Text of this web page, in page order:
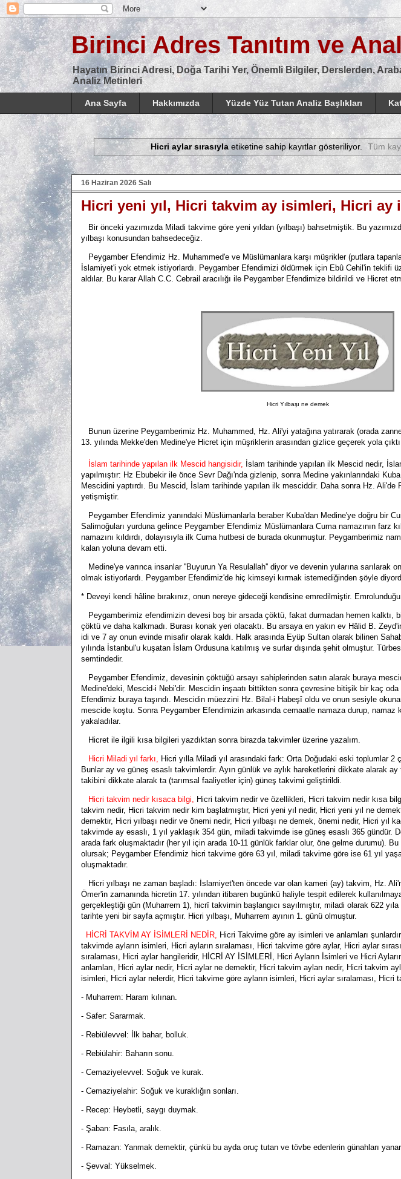
Birinci Adres Tanıtım ve
Hayatın Birinci Adresi, Doğa Tarihi Yer, Önemli Bilgiler, Derslerden,
Analiz Metinleri
Ana Sayfa Hakkımızda Yüzde Yüz Tutan Analiz Başlıkları
Hicri aylar sırasıylaetiketine sahip kayıtlar gösteriliyor. Tüm
16 Haziran 2026 Salı
Hicri yeni yıl, Hicri takvim ay isimleri, Hicri ay
Bir önceki yazımızda Miladi takvime göre yeni yıldan (yılbaşı) bahsetmiştik. Bu
yılbaşı konusundan bahsedeceğiz.
Peygamber Efendimiz Hz. Muhammed'e ve Müslümanlara karşı müşrikler (putlara
İslamiyet'i yok etmek istiyorlardı. Peygamber Efendimizi öldürmek için Ebû Cehil'in teklifi
aldılar. Bu karar Allah C.C. Cebrail aracılığı ile Peygamber Efendimize bildirildi ve Hicret
Hicri Yılbaşı ne demek
Bunun üzerine Peygamberimiz Hz. Muhammed, Hz. Ali'yi yatağına yatırarak (orada
13. yılında Mekke'den Medine'ye Hicret için müşriklerin arasından gizlice geçerek yola çıktı.
İslam tarihinde yapılan ilk Mescid hangisidir,
İslam tarihinde yapılan ilk Mescid nedir,
yapılmıştır: Hz Ebubekir ile önce Sevr Dağı'nda gizlenip, sonra Medine yakınlarındaki
Mescidini yaptırdı. Bu Mescid, İslam tarihinde yapılan ilk mesciddir. Daha sonra Hz. Ali'de
yetişmiştir.
Peygamber Efendimiz yanındaki Müslümanlarla beraber Kuba'dan Medine'ye doğru bir
Salimoğuları yurduna gelince Peygamber Efendimiz Müslümanlara Cuma namazının farz
namazını kıldırdı, dolayısıyla ilk Cuma hutbesi de burada okunmuştur. Peygamberimiz
kalan yoluna devam etti.
Medine'ye varınca insanlar ''Buyurun Ya Resulallah'' diyor ve devenin yularına sarılarak
olmak istiyorlardı. Peygamber Efendimiz'de hiç kimseyi kırmak istemediğinden şöyle
* Deveyi kendi hâline bırakınız, onun nereye gideceği kendisine emredilmiştir.
Peygamberimiz efendimizin devesi boş bir arsada çöktü, fakat durmadan hemen kalktı,
çöktü ve daha kalkmadı. Burası konak yeri olacaktı. Bu arsaya en yakın ev Hâlid B.
idi ve 7 ay onun evinde misafir olarak kaldı. Halk arasında Eyüp Sultan olarak bilinen
yılında İstanbul'u kuşatan İslam Ordusuna katılmış ve surlar dışında şehit olmuştur.
semtindedir.
Peygamber Efendimiz, devesinin çöktüğü arsayı sahiplerinden satın alarak buraya
Medine'deki, Mescid-i Nebi'dir. Mescidin inşaatı bittikten sonra çevresine bitişik bir kaç oda
Efendimiz buraya taşındı. Mescidin müezzini Hz. Bilal-i Habeşî oldu ve onun sesiyle
mescide koştu. Sonra Peygamber Efendimizin arkasında cemaatle namaza durup, namaz
yakaladılar.
Hicret ile ilgili kısa bilgileri yazdıktan sonra birazda takvimler üzerine yazalım.
Hicri Miladi yıl farkı,
Hicri yılla Miladi yıl arasındaki fark: Orta Doğudaki eski toplumlar 2
Bunlar ay ve güneş esaslı takvimlerdir. Ayın günlük ve aylık hareketlerini dikkate alarak
takibini dikkate alarak ta (tarımsal faaliyetler için) güneş takvimi geliştirildi.
Hicri takvim nedir kısaca bilgi,
Hicri takvim nedir ve özellikleri, Hicri takvim nedir kısa
takvim nedir, Hicri takvim nedir kim başlatmıştır, Hicri yeni yıl nedir, Hicri yeni yıl ne
demektir, Hicri yılbaşı nedir ve önemi nedir, Hicri yılbaşı ne demek, önemi nedir, Hicri yıl
takvimde ay esaslı, 1 yıl yaklaşık 354 gün, miladi takvimde ise güneş esaslı 365 gündür.
arada fark oluşmaktadır (her yıl için arada 10-11 günlük farklar olur, öne gelme durumu).
olursak; Peygamber Efendimiz hicri takvime göre 63 yıl, miladi takvime göre ise 61 yıl
oluşmaktadır.
Hicri yılbaşı ne zaman başladı: İslamiyet'ten öncede var olan kameri (ay) takvim, Hz.
Ömer'in zamanında hicretin 17. yılından itibaren bugünkü haliyle tespit edilerek
gerçekleştiği gün (Muharrem 1), hicrî takvimin başlangıcı sayılmıştır, miladi olarak 622
tarihte yeni bir sayfa açmıştır. Hicri yılbaşı, Muharrem ayının 1. günü olmuştur.
HİCRİ TAKVİM AY İSİMLERİ NEDİR, Hicri Takvime göre ay isimleri ve anlamları şunlardır,
takvimde ayların isimleri, Hicri ayların sıralaması, Hicri takvime göre aylar, Hicri aylar
sıralaması, Hicri aylar hangileridir, HİCRİ AY İSİMLERİ, Hicri Ayların İsimleri ve Hicri
anlamları, Hicri aylar nedir, Hicri aylar ne demektir, Hicri takvim ayları nedir, Hicri takvim
isimleri, Hicri aylar nelerdir, Hicri takvime göre ayların isimleri, Hicri aylar sıralaması, Hicri
- Muharrem: Haram kılınan.
- Safer: Sararmak.
- Rebiülevvel: İlk bahar, bolluk.
- Rebiülahir: Baharın sonu.
- Cemaziyelevvel: Soğuk ve kurak.
- Cemaziyelahir: Soğuk ve kuraklığın sonları.
- Recep: Heybetli, saygı duymak.
- Şaban: Fasıla, aralık.
- Ramazan: Yanmak demektir, çünkü bu ayda oruç tutan ve tövbe edenlerin günahları yanar.
- Şevval: Yükselmek.